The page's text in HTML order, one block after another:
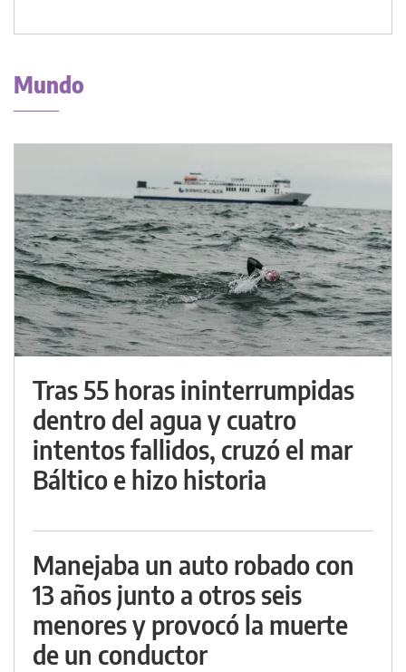
Mundo
Tras 55 horas ininterrumpidas
dentro del agua y cuatro
intentos fallidos, cruzó el mar
Báltico e hizo historia
Manejaba un auto robado con
13 años junto a otros seis
menores y provocó la muerte
de un conductor